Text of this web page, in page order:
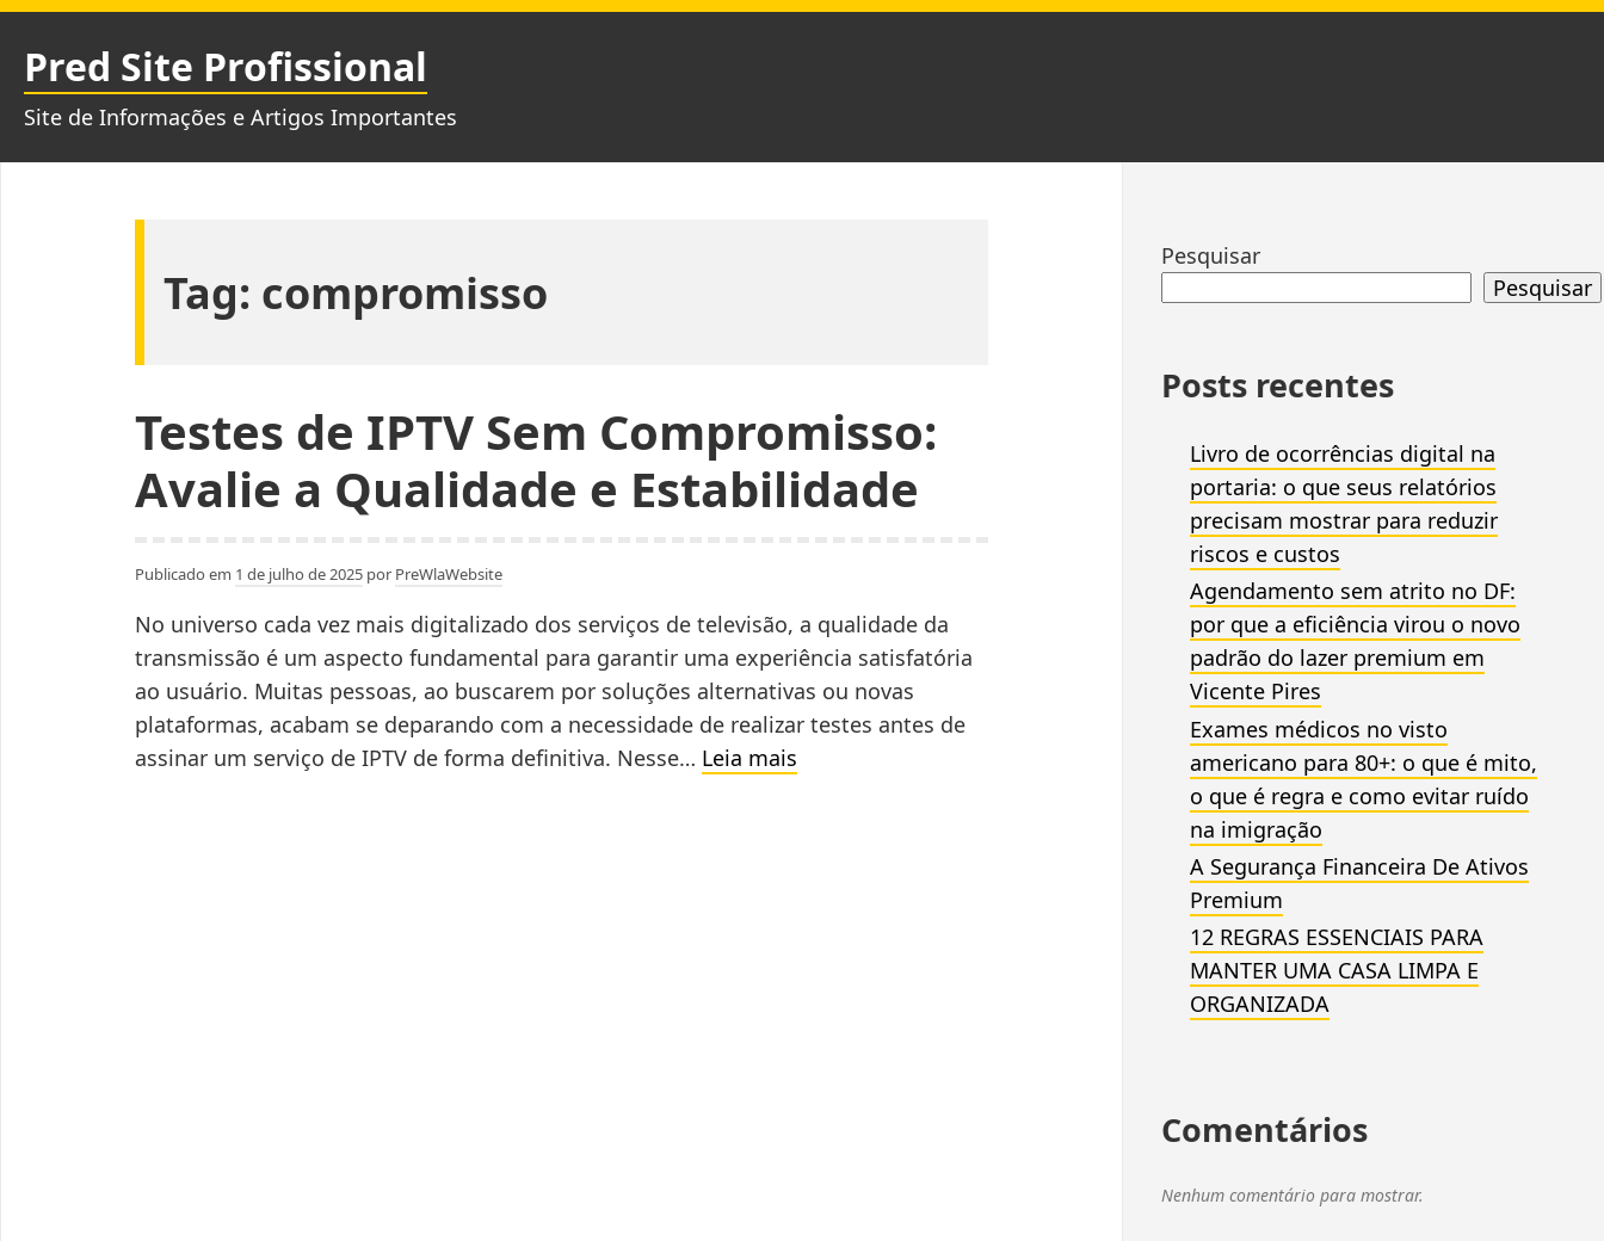
Pular
para
conteúdo
Pred Site Profissional
Site de Informações e Artigos Importantes
Tag: compromisso
Testes de IPTV Sem Compromisso:
Avalie a Qualidade e Estabilidade
Publicado em 1 de julho de 2025 por PreWlaWebsite
No universo cada vez mais digitalizado dos serviços de televisão, a qualidade da
transmissão é um aspecto fundamental para garantir uma experiência satisfatória
ao usuário. Muitas pessoas, ao buscarem por soluções alternativas ou novas
plataformas, acabam se deparando com a necessidade de realizar testes antes de
assinar um serviço de IPTV de forma definitiva. Nesse… Leia mais
Ir
Pesquisar
Pesquisar
Posts recentes
Livro de ocorrências digital na
portaria: o que seus relatórios
precisam mostrar para reduzir
riscos e custos
Agendamento sem atrito no DF:
por que a eficiência virou o novo
padrão do lazer premium em
Vicente Pires
Exames médicos no visto
americano para 80+: o que é mito,
o que é regra e como evitar ruído
na imigração
A Segurança Financeira De Ativos
Premium
12 REGRAS ESSENCIAIS PARA
MANTER UMA CASA LIMPA E
ORGANIZADA
Comentários
Nenhum comentário para mostrar.